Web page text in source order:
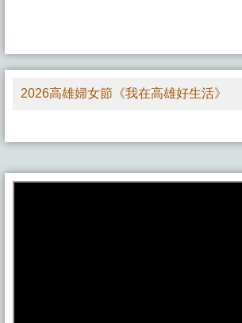
2026高雄婦女節《我在高雄好生活》